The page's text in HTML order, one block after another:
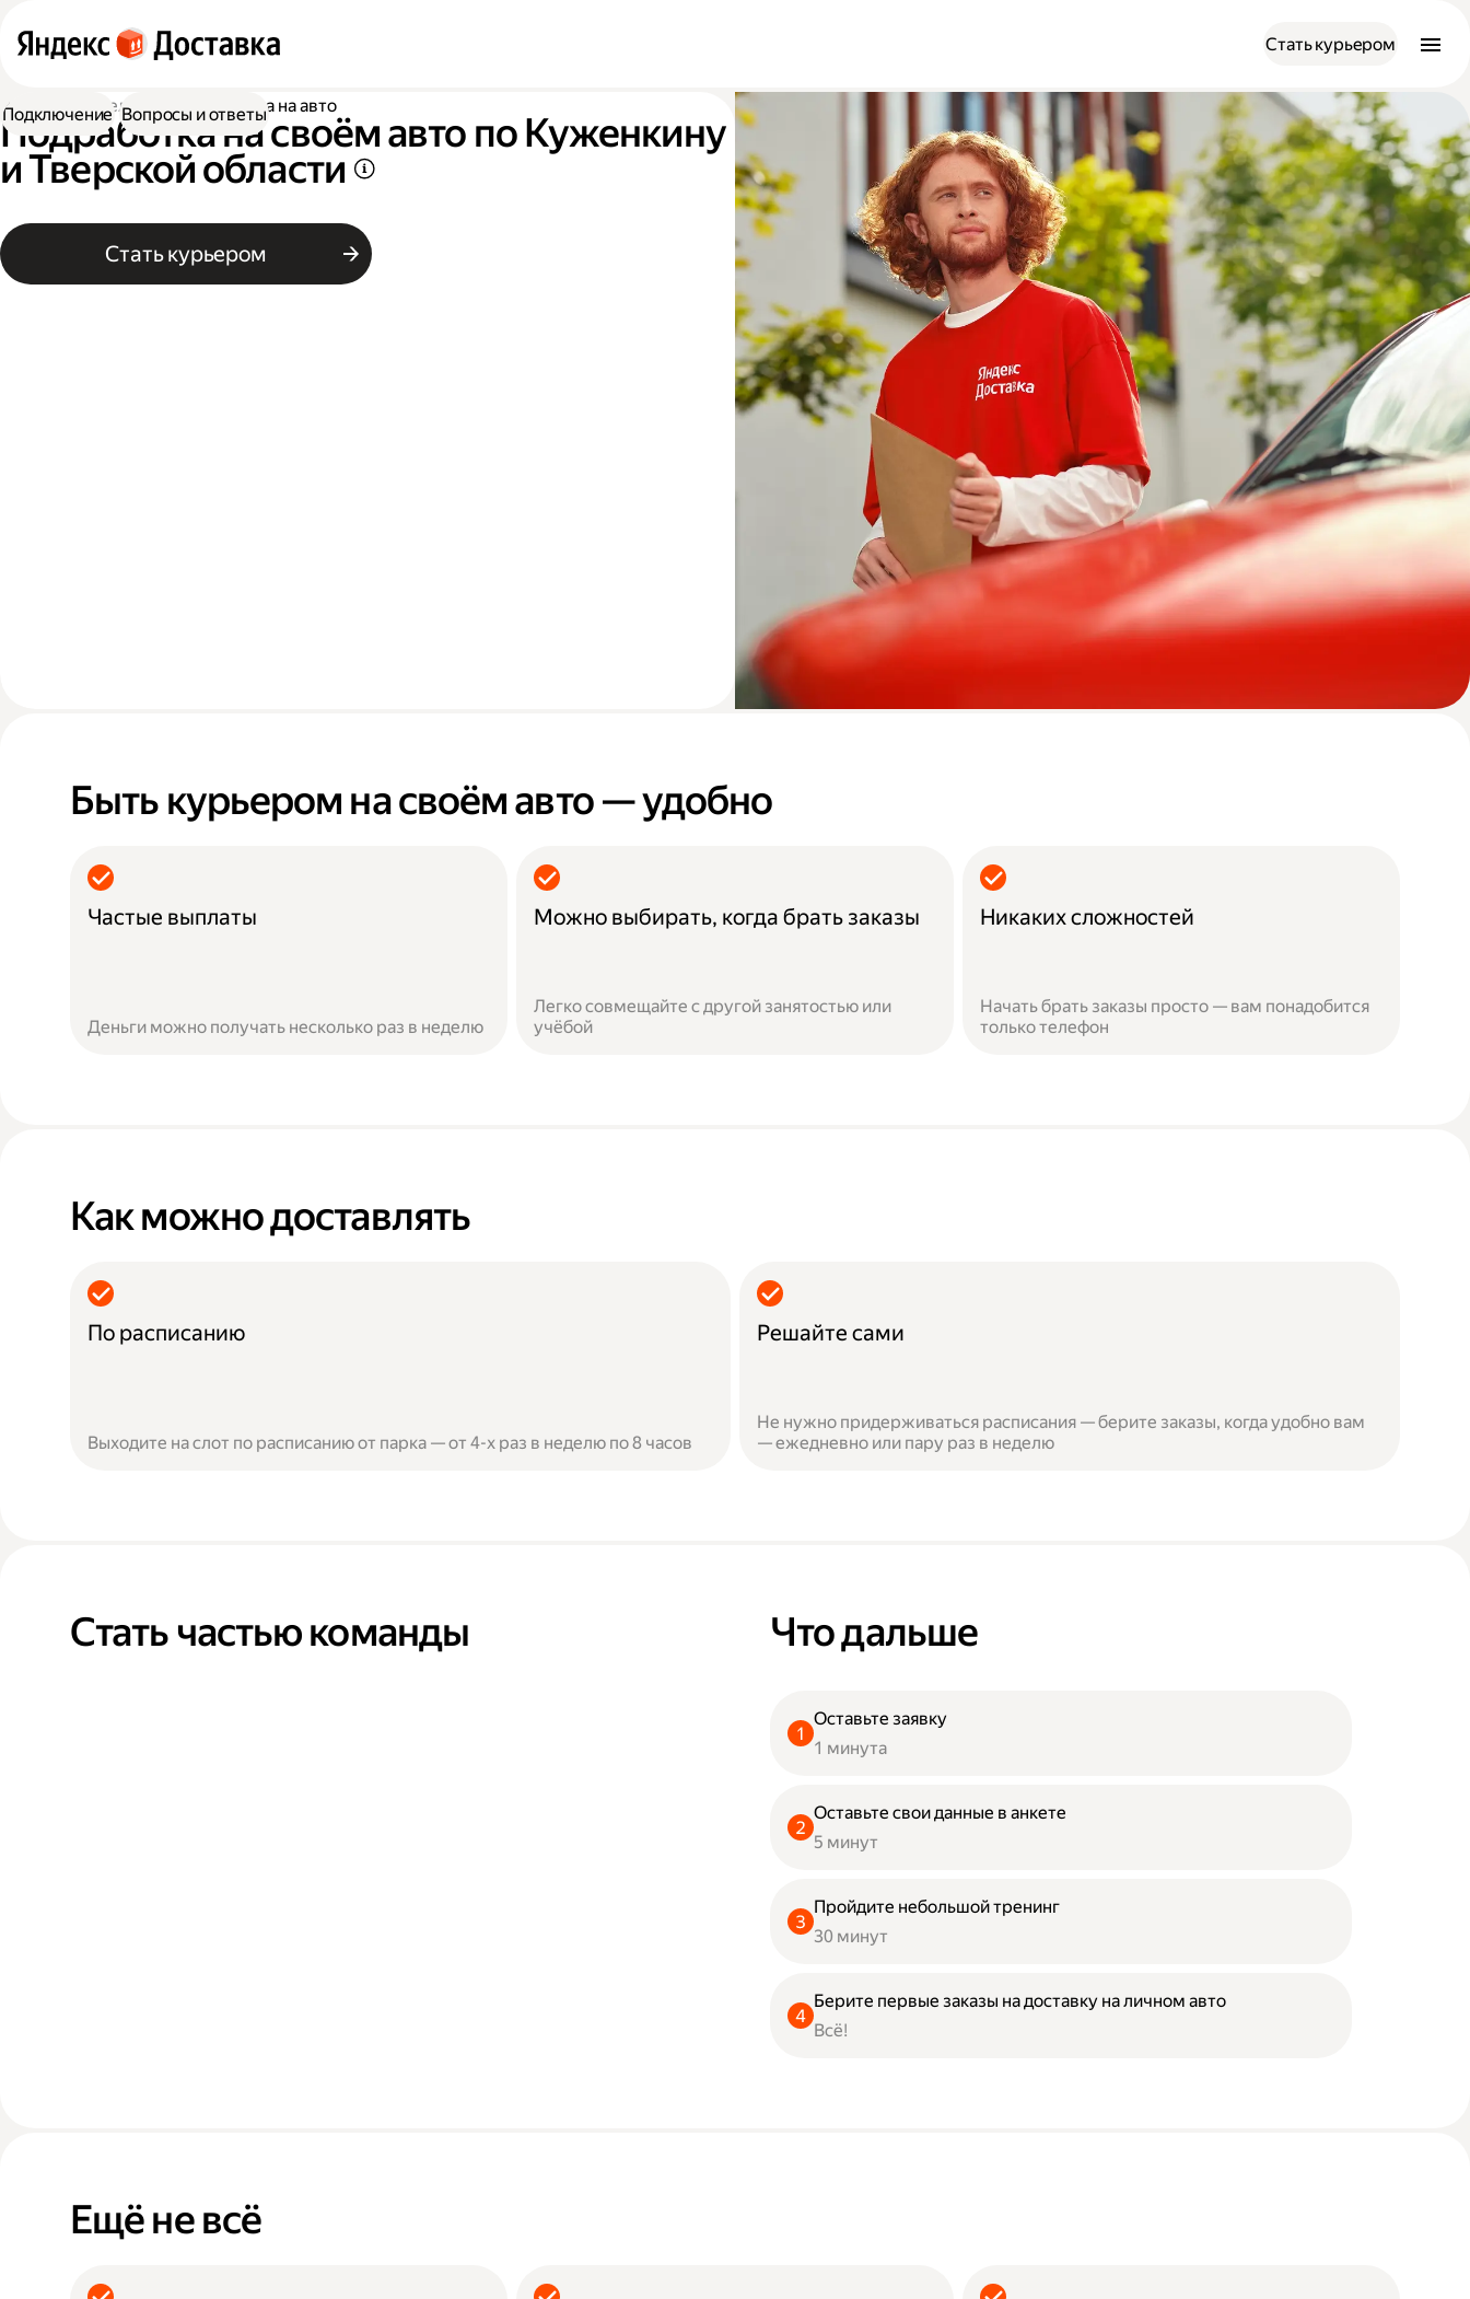
Стать курьером
Работа водителем Подработка на авто
Подработка на своём авто по Куженкину
и Тверской области
Стать курьером
Подключение Вопросы и ответы
Быть курьером на своём авто — удобно
Частые выплаты
Деньги можно получать несколько раз в неделю
Можно выбирать, когда брать заказы
Легко совмещайте с другой занятостью или
учёбой
Никаких сложностей
Начать брать заказы просто — вам понадобится
только телефон
Как можно доставлять
По расписанию
Выходите на слот по расписанию от парка — от 4-х раз в неделю по 8 часов
Решайте сами
Не нужно придерживаться расписания — берите заказы, когда удобно вам
— ежедневно или пару раз в неделю
Стать частью команды Что дальше
Оставьте заявку
1 минута
Оставьте свои данные в анкете
5 минут
Пройдите небольшой тренинг
30 минут
Берите первые заказы на доставку на личном авто
Всё!
Ещё не всё